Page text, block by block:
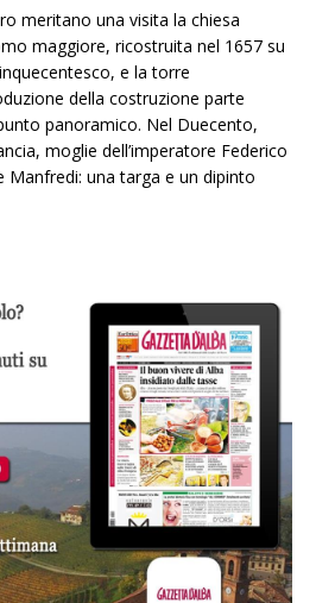
meritano una visita la chiesa
maggiore, ricostruita nel 1657 su
e la torre
della costruzione parte
panoramico. Nel Duecento,
moglie dell’imperatore Federico
Manfredi: una targa e un dipinto